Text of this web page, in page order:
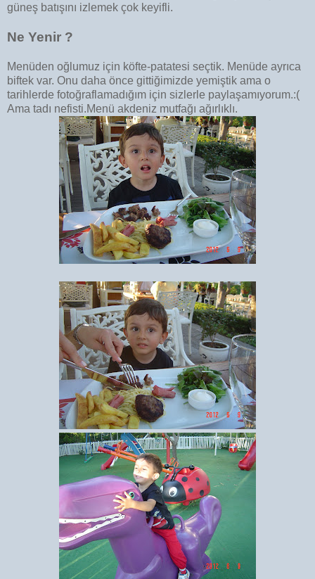
güneş batışını izlemek çok keyifli.
Ne Yenir ?
Menüden oğlumuz için köfte-patatesi seçtik. Menüde ayrıca
biftek var. Onu daha önce gittiğimizde yemiştik ama o
tarihlerde fotoğraflamadığım için sizlerle paylaşamıyorum.:(
Ama tadı nefisti.Menü akdeniz mutfağı ağırlıklı.